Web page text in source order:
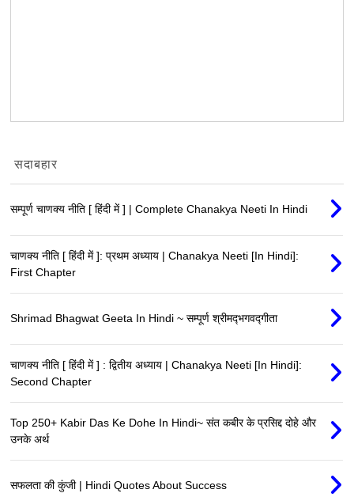
सदाबहार
सम्पूर्ण चाणक्य नीति [ हिंदी में ] | Complete Chanakya Neeti In Hindi
चाणक्य नीति [ हिंदी में ]: प्रथम अध्याय | Chanakya Neeti [In Hindi]:
First Chapter
Shrimad Bhagwat Geeta In Hindi ~ सम्पूर्ण श्रीमद्‍भगवद्‍गीता
चाणक्य नीति [ हिंदी में ] : द्वितीय अध्याय | Chanakya Neeti [In Hindi]:
Second Chapter
Top 250+ Kabir Das Ke Dohe In Hindi~ संत कबीर के प्रसिद्द दोहे और
उनके अर्थ
सफलता की कुंजी | Hindi Quotes About Success